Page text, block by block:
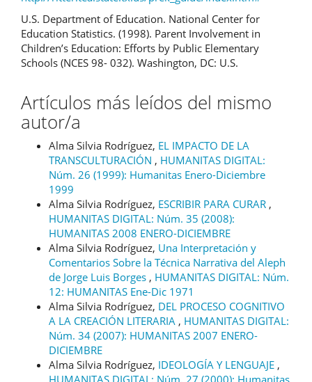
U.S. Department of Education. National Center for
Education Statistics. (1998). Parent Involvement in
Children’s Education: Efforts by Public Elementary
Schools (NCES 98- 032). Washington, DC: U.S.
Artículos más leídos del mismo
autor/a
Alma Silvia Rodríguez, EL IMPACTO DE LA
TRANSCULTURACIÓN , HUMANITAS DIGITAL:
Núm. 26 (1999): Humanitas Enero-Diciembre
1999
Alma Silvia Rodríguez, ESCRIBIR PARA CURAR ,
HUMANITAS DIGITAL: Núm. 35 (2008):
HUMANITAS 2008 ENERO-DICIEMBRE
Alma Silvia Rodríguez, Una Interpretación y
Comentarios Sobre la Técnica Narrativa del Aleph
de Jorge Luis Borges , HUMANITAS DIGITAL: Núm.
12: HUMANITAS Ene-Dic 1971
Alma Silvia Rodríguez, DEL PROCESO COGNITIVO
A LA CREACIÓN LITERARIA , HUMANITAS DIGITAL:
Núm. 34 (2007): HUMANITAS 2007 ENERO-
DICIEMBRE
Alma Silvia Rodríguez, IDEOLOGÍA Y LENGUAJE ,